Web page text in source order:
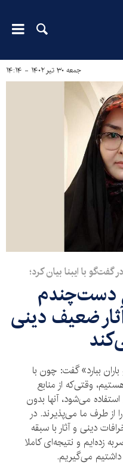
جمعه ۳۰ تیر ۱۴۰۲ - ۱۴:۱۴
گفت‌گو با ایبنا بیان کرد؛
دست‌چندم
ضعیف دینی
ببارد» گفت: چون با
وقتی‌که از منابع
می‌شود، آنها بدون
طرف ما می‌پذیرند. در
دینی و آثار با سبقه
زده‌ایم و نتیجه‌ای کاملا
می‌گیریم.